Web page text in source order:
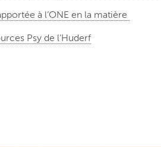
à l’ONE en la matière
Psy de l’Huderf